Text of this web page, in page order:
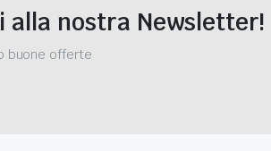
alla nostra Newsletter!
buone offerte